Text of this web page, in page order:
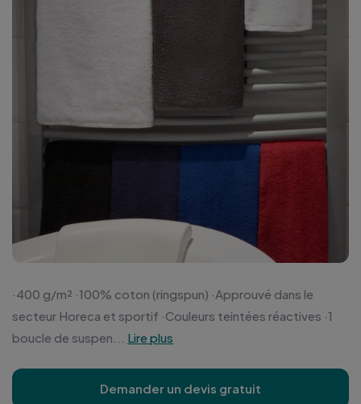
·400 g/m² ·100% coton (ringspun) ·Approuvé dans le
secteur Horeca et sportif ·Couleurs teintées réactives ·1
boucle de suspen...
Lire plus
Demander un devis gratuit